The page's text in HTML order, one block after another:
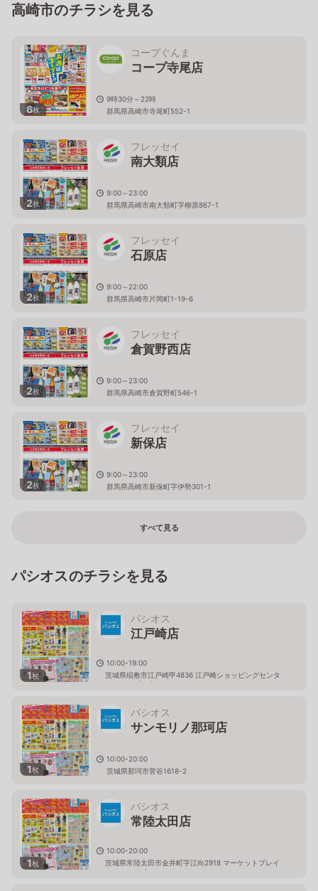
高崎市のチラシを見る
6枚
コープぐんま
コープ寺尾店
9時30分～22時
群馬県高崎市寺尾町552-1
2枚
フレッセイ
南大類店
9:00～23:00
群馬県高崎市南大類町字柳原867-1
2枚
フレッセイ
石原店
9:00～22:00
群馬県高崎市片岡町1-19-6
2枚
フレッセイ
倉賀野西店
9:00～23:00
群馬県高崎市倉賀野町546-1
2枚
フレッセイ
新保店
9:00～23:00
群馬県高崎市新保町字伊勢301-1
すべて見る
パシオスのチラシを見る
1枚
パシオス
江戸崎店
10:00-19:00
茨城県稲敷市江戸崎甲4836 江戸崎ショッピングセンタ
ー（パンプ）内
1枚
パシオス
サンモリノ那珂店
10:00-20:00
茨城県那珂市菅谷1618-2
1枚
パシオス
常陸太田店
10:00-20:00
茨城県常陸太田市金井町字江向2918 マーケットプレイ
ス フェスタ内